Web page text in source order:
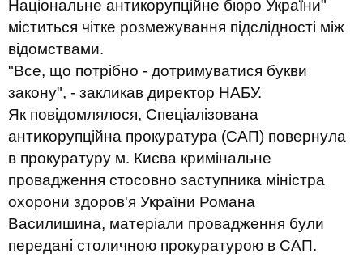
Національне антикорупційне бюро України"
міститься чітке розмежування підслідності між
відомствами.
"Все, що потрібно - дотримуватися букви
закону", - закликав директор НАБУ.
Як повідомлялося, Спеціалізована
антикорупційна прокуратура (САП) повернула
в прокуратуру м. Києва кримінальне
провадження стосовно заступника міністра
охорони здоров'я України Романа
Василишина, матеріали провадження були
передані столичною прокуратурою в САП.